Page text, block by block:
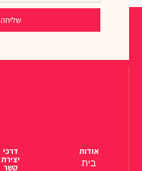
שליחה
אודות
בית
דרכי
יצירת
קשר